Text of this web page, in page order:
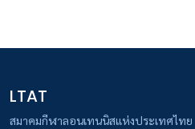
LTAT
สมาคมกีฬาลอนเทนนิสแห่งประเทศไทย